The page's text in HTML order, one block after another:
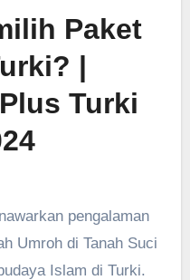
Paket
|
Turki
pengalaman
Umroh di Tanah Suci
Islam di Turki.